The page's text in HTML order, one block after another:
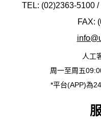
TEL: (02)2363-5100
FAX:
人工
周一至周五
*平台(APP)為